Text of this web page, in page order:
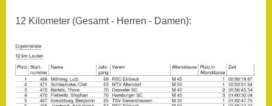
12 Kilometer (Gesamt - Herren - Damen):